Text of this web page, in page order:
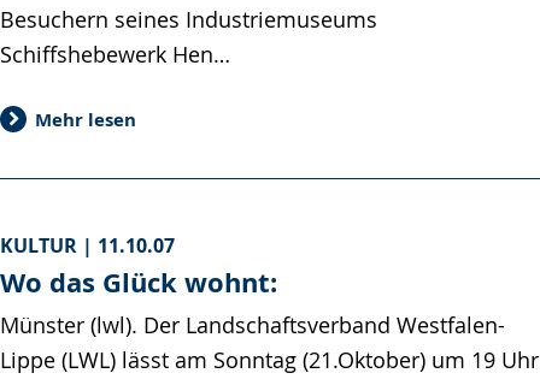
Besuchern seines Industriemuseums
Schiffshebewerk Hen…
Mehr lesen
KULTUR | 11.10.07
Wo das Glück wohnt:
Münster (lwl). Der Landschaftsverband Westfalen-
Lippe (LWL) lässt am Sonntag (21.Oktober) um 19 Uhr